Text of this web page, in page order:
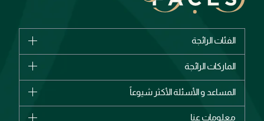
الفئات الرائجة
الأكثر مبيعاً
اشترِ بطاقة هدية
الماركات الرائجة
بربري
المساعد و الأسئلة الأكثر شيوعاً
معلومات عنا